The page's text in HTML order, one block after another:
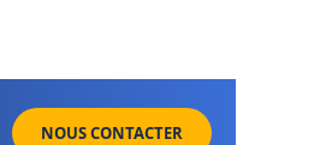
NOUS CONTACTER